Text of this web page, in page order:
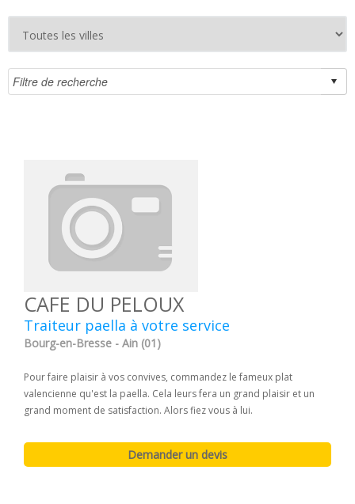
CAFE DU PELOUX
Traiteur paella à votre service
Bourg-en-Bresse - Ain (01)
Pour faire plaisir à vos convives, commandez le fameux plat
valencienne qu'est la paella. Cela leurs fera un grand plaisir et un
grand moment de satisfaction. Alors fiez vous à lui.